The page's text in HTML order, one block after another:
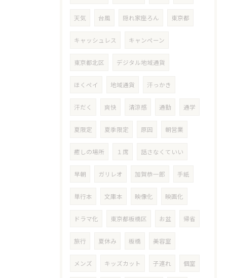
天気 台風 隠れ家座ろん 東京都
キャッシュレス キャンペーン
東京都北区 デジタル地域通貨
ほくペイ 地域通貨 汗っかき
汗だく 爽快 清涼感 通勤 通学
夏限定 夏季限定 原因 朝営業
癒しの場所 １席 話さなくていい
早朝 ガリレオ 加賀恭一郎 手紙
単行本 文庫本 映像化 映画化
ドラマ化 東京都板橋区 お盆 帰省
旅行 夏休み 板橋 美容室
メンズ キッズカット 子連れ 個室